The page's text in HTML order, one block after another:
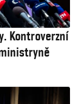
Kontroverzní